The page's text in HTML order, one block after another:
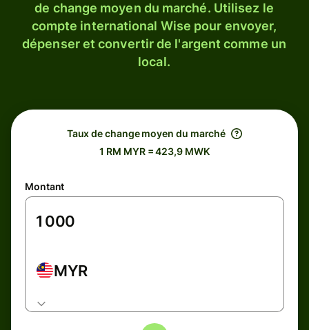
de change moyen du marché. Utilisez le
compte international Wise pour envoyer,
dépenser et convertir de l'argent comme un
local.
Taux de change moyen du marché
1 RM MYR = 423,9 MWK
Montant
MYR